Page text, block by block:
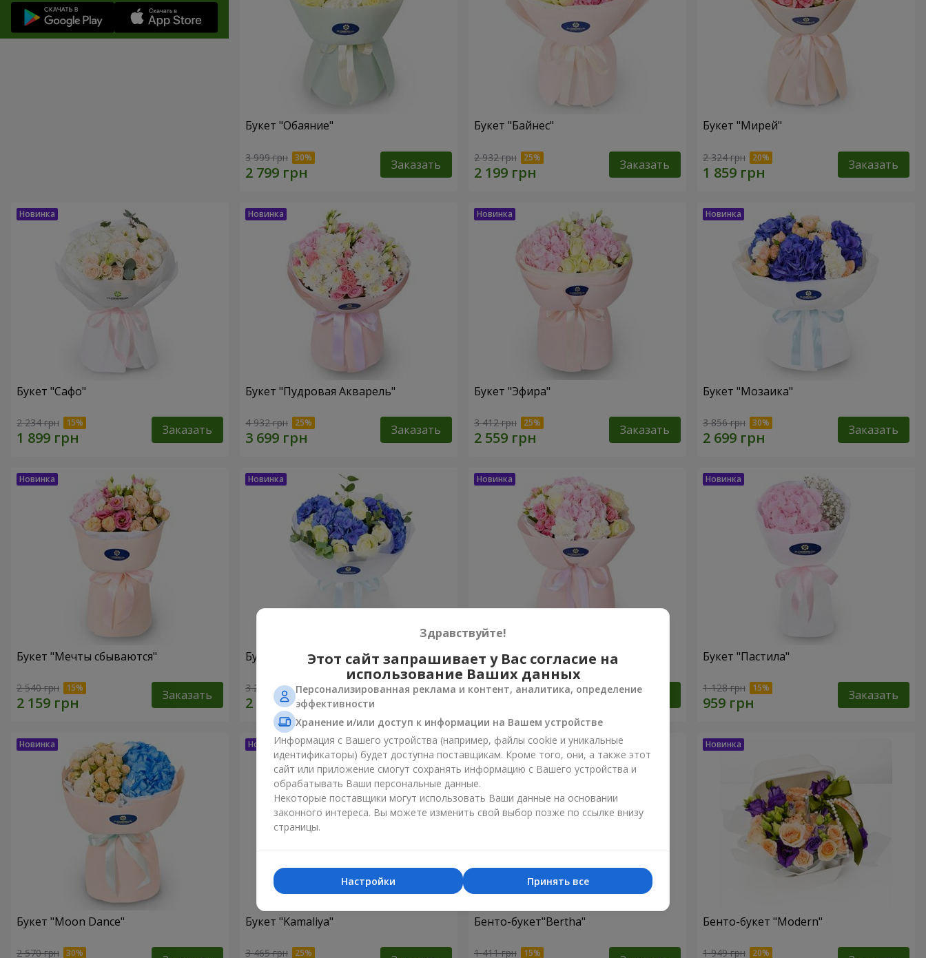
Букет "Обаяние"
3 999 грн Заказать
Букет "Байнес"
2 932 грн Заказать
Букет "Мирей"
2 324 грн Заказать
Букет "Сафо"
2 234 грн Заказать
Букет "Пудровая Акварель"
4 932 грн Заказать
Букет "Эфира"
3 412 грн Заказать
Букет "Мозаика"
3 856 грн Заказать
Букет "Мечты сбываются"
2 540 грн Заказать
Букет "Грезы"
3 249 грн Заказать
Букет "Марта"
3 145 грн Заказать
Букет "Пастила"
1 128 грн Заказать
Букет "Moon Dance"
2 570 грн
Букет "Kamaliya"
3 465 грн
Бенто-букет"Bertha"
1 411 грн
Бенто-букет "Modern"
1 949 грн
Здравствуйте!
Этот сайт запрашивает у Вас согласие на
использование Ваших данных
Персонализированная реклама и контент, аналитика, определение
эффективности
Хранение и/или доступ к информации на Вашем устройстве
Информация с Вашего устройства (например, файлы cookie и уникальные
идентификаторы) будет доступна поставщикам. Кроме того, они, а также этот
сайт или приложение смогут сохранять информацию с Вашего устройства и
обрабатывать Ваши персональные данные.
Некоторые поставщики могут использовать Ваши данные на основании
законного интереса. Вы можете изменить свой выбор позже по ссылке внизу
страницы.
Принять все
Настройки